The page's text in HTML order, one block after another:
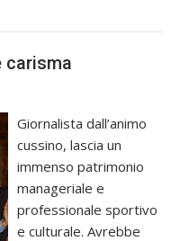
carisma
Giornalista dall’animo
cussino, lascia un
immenso patrimonio
manageriale e
professionale sportivo
e culturale. Avrebbe